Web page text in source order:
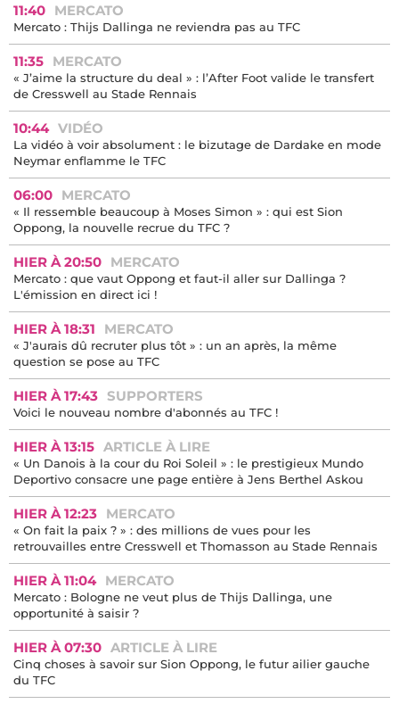
11:40 MERCATO
Mercato : Thijs Dallinga ne reviendra pas au TFC
11:35 MERCATO
« J’aime la structure du deal » : l’After Foot valide le transfert
de Cresswell au Stade Rennais
10:44 VIDÉO
La vidéo à voir absolument : le bizutage de Dardake en mode
Neymar enflamme le TFC
06:00 MERCATO
« Il ressemble beaucoup à Moses Simon » : qui est Sion
Oppong, la nouvelle recrue du TFC ?
HIER À 20:50 MERCATO
Mercato : que vaut Oppong et faut-il aller sur Dallinga ?
L'émission en direct ici !
HIER À 18:31 MERCATO
« J'aurais dû recruter plus tôt » : un an après, la même
question se pose au TFC
HIER À 17:43 SUPPORTERS
Voici le nouveau nombre d'abonnés au TFC !
HIER À 13:15 ARTICLE À LIRE
« Un Danois à la cour du Roi Soleil » : le prestigieux Mundo
Deportivo consacre une page entière à Jens Berthel Askou
HIER À 12:23 MERCATO
« On fait la paix ? » : des millions de vues pour les
retrouvailles entre Cresswell et Thomasson au Stade Rennais
HIER À 11:04 MERCATO
Mercato : Bologne ne veut plus de Thijs Dallinga, une
opportunité à saisir ?
HIER À 07:30 ARTICLE À LIRE
Cinq choses à savoir sur Sion Oppong, le futur ailier gauche
du TFC